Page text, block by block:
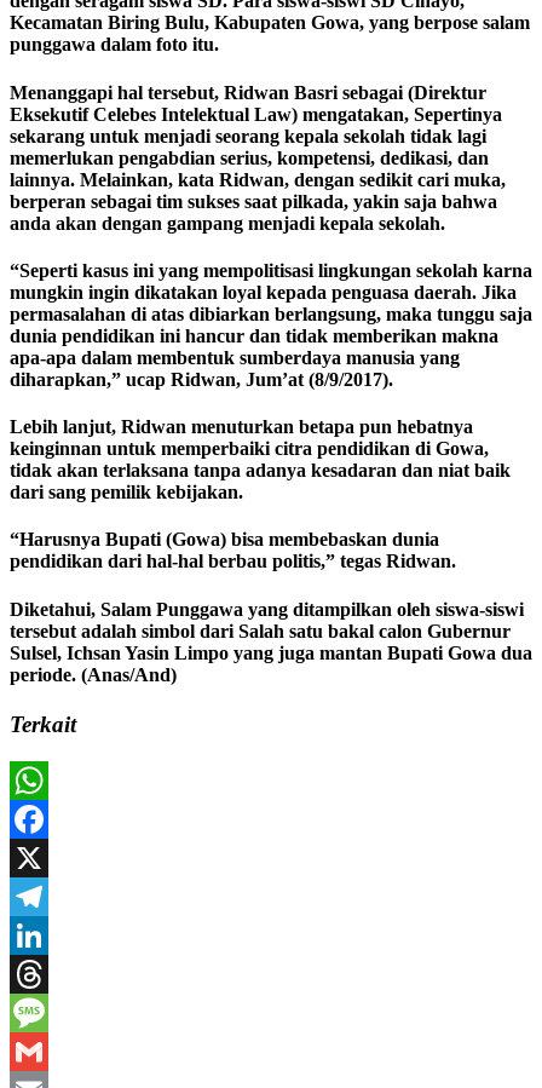
Kecamatan Biring Bulu, Kabupaten Gowa, yang berpose salam
punggawa dalam foto itu.
Menanggapi hal tersebut, Ridwan Basri sebagai (Direktur
Eksekutif Celebes Intelektual Law) mengatakan, Sepertinya
sekarang untuk menjadi seorang kepala sekolah tidak lagi
memerlukan pengabdian serius, kompetensi, dedikasi, dan
lainnya. Melainkan, kata Ridwan, dengan sedikit cari muka,
berperan sebagai tim sukses saat pilkada, yakin saja bahwa
anda akan dengan gampang menjadi kepala sekolah.
“Seperti kasus ini yang mempolitisasi lingkungan sekolah karna
mungkin ingin dikatakan loyal kepada penguasa daerah. Jika
permasalahan di atas dibiarkan berlangsung, maka tunggu saja
dunia pendidikan ini hancur dan tidak memberikan makna
apa-apa dalam membentuk sumberdaya manusia yang
diharapkan,” ucap Ridwan, Jum’at (8/9/2017).
Lebih lanjut, Ridwan menuturkan betapa pun hebatnya
keinginnan untuk memperbaiki citra pendidikan di Gowa,
tidak akan terlaksana tanpa adanya kesadaran dan niat baik
dari sang pemilik kebijakan.
“Harusnya Bupati (Gowa) bisa membebaskan dunia
pendidikan dari hal-hal berbau politis,” tegas Ridwan.
Diketahui, Salam Punggawa yang ditampilkan oleh siswa-siswi
tersebut adalah simbol dari Salah satu bakal calon Gubernur
Sulsel, Ichsan Yasin Limpo yang juga mantan Bupati Gowa dua
periode. (Anas/And)
Terkait
WhatsApp
Facebook
X
Telegram
LinkedIn
Threads
Message